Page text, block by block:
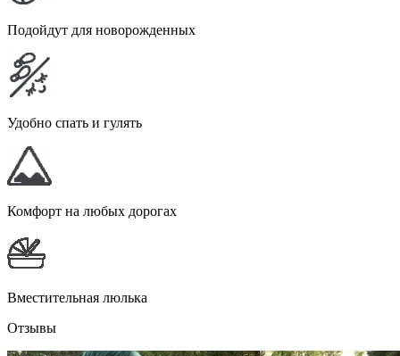
Подойдут для новорожденных
Удобно спать и гулять
Комфорт на любых дорогах
Вместительная люлька
Отзывы